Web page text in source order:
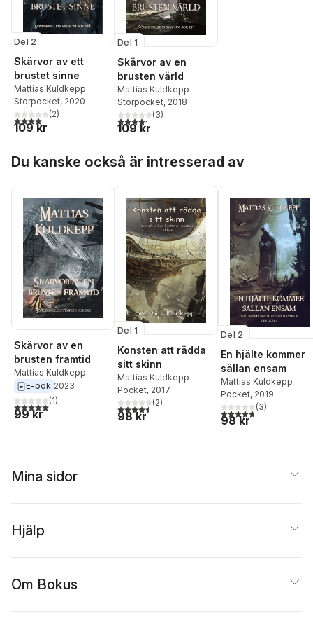
Del 2
Skärvor av ett
brustet sinne
Mattias Kuldkepp
Storpocket, 2020
4,0utav 5 stjärnor. Totalt antal röster:
(2)
109 kr
Del 1
Skärvor av en
brusten värld
Mattias Kuldkepp
Storpocket, 2018
4,3utav 5 stjärnor. Totalt antal röster:
(3)
109 kr
Du kanske också är intresserad av
Skärvor av en
brusten framtid
Mattias Kuldkepp
E-bok 2023
5,0utav 5 stjärnor. Totalt antal röster:
(1)
99 kr
Del 1
Konsten att rädda
sitt skinn
Mattias Kuldkepp
Pocket, 2017
4,5utav 5 stjärnor. Totalt antal röster:
(2)
98 kr
Del 2
En hjälte kommer
sällan ensam
Mattias Kuldkepp
Pocket, 2019
4,7utav 5 stjärnor.
(3)
98 kr
Mina sidor
Hjälp
Om Bokus